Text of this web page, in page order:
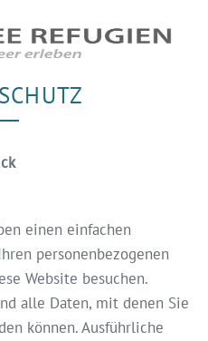
einen einfachen
personenbezogenen
Website besuchen.
alle Daten, mit denen Sie
können. Ausführliche